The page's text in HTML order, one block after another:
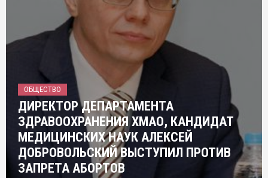
ОБЩЕСТВО
ДИРЕКТОР ДЕПАРТАМЕНТА
ЗДРАВООХРАНЕНИЯ ХМАО, КАНДИДАТ
МЕДИЦИНСКИХ НАУК АЛЕКСЕЙ
ДОБРОВОЛЬСКИЙ ВЫСТУПИЛ ПРОТИВ
ЗАПРЕТА АБОРТОВ